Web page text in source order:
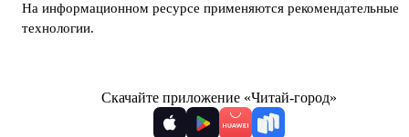
На информационном ресурсе применяются рекомендательные
технологии.
Скачайте приложение «Читай-город»